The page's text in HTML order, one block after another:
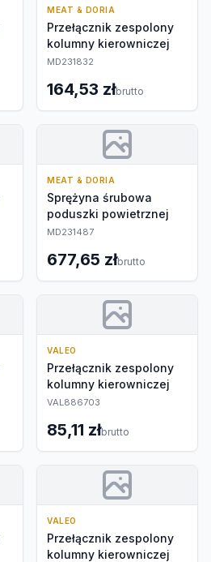
MEAT & DORIA
Przełącznik zespolony
kolumny kierowniczej
MD231832
164,53 złbrutto
MEAT & DORIA
Sprężyna śrubowa
poduszki powietrznej
MD231487
677,65 złbrutto
VALEO
Przełącznik zespolony
kolumny kierowniczej
VAL886703
85,11 złbrutto
VALEO
Przełącznik zespolony
kolumny kierowniczej